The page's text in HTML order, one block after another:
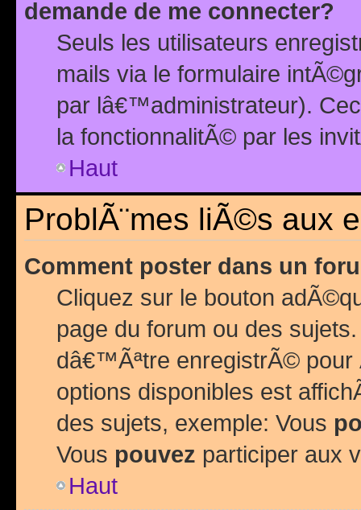
demande de me connecter?
Seuls les utilisateurs
mails via le formulaire
par lâ€™administrateur).
la fonctionnalitÃ© par les
Haut
ProblÃ¨mes liÃ©s aux
Comment poster dans un
Cliquez sur le bouton
page du forum ou des
dâ€™Ãªtre enregistrÃ©
options disponibles est
des sujets, exemple: Vous
Vous pouvez participer aux
Haut